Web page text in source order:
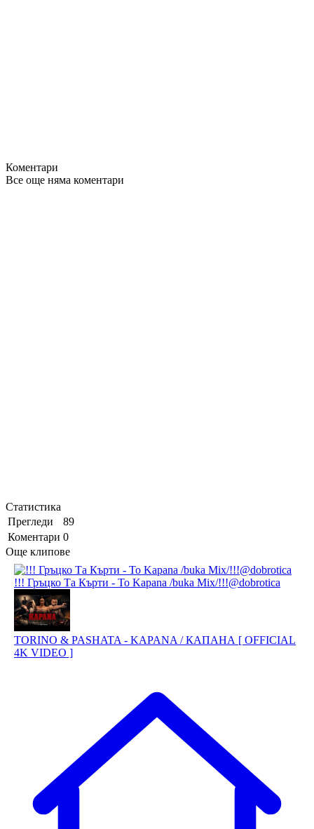
Коментари
Все още няма коментари
Статистика
Прегледи
89
Коментари 0
Още клипове
!!! Гръцко Та Кърти - To Kapana /buka Mix/!!!@dobrotica
TORINO & PASHATA - KAPANA / КАПАНА [ OFFICIAL
4K VIDEO ]